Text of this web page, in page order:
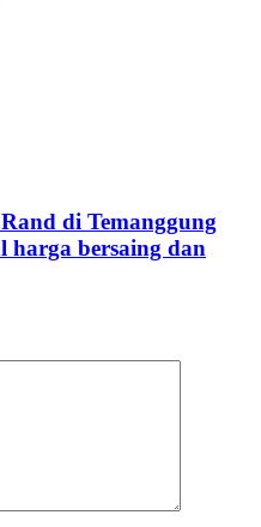
di Temanggung
harga bersaing dan